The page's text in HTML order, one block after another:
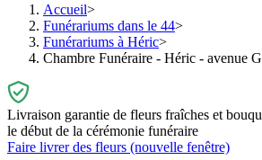
Accueil
Funérariums dans le 44
Funérariums à Héric
Chambre Funéraire - Héric - avenue
Livraison garantie de fleurs fraîches et
le début de la cérémonie funéraire
Faire livrer des fleurs (nouvelle fenêtre)